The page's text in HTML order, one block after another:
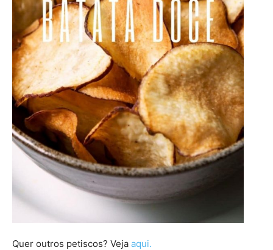
Quer outros petiscos? Veja aqui.